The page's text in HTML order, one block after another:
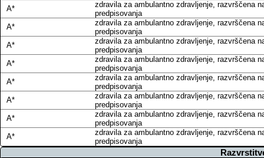
A*
zdravila za ambulantno zdravljenje, razvrščena
predpisovanja
A*
zdravila za ambulantno zdravljenje, razvrščena
predpisovanja
A*
zdravila za ambulantno zdravljenje, razvrščena
predpisovanja
A*
zdravila za ambulantno zdravljenje, razvrščena
predpisovanja
A*
zdravila za ambulantno zdravljenje, razvrščena
predpisovanja
A*
zdravila za ambulantno zdravljenje, razvrščena
predpisovanja
A*
zdravila za ambulantno zdravljenje, razvrščena
predpisovanja
A*
zdravila za ambulantno zdravljenje, razvrščena
predpisovanja